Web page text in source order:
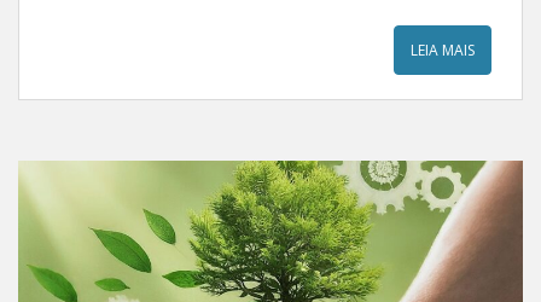
LEIA MAIS